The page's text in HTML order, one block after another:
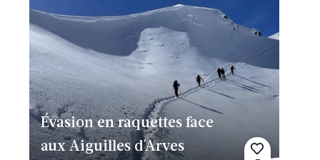
Évasion en raquettes face
aux Aiguilles d'Arves